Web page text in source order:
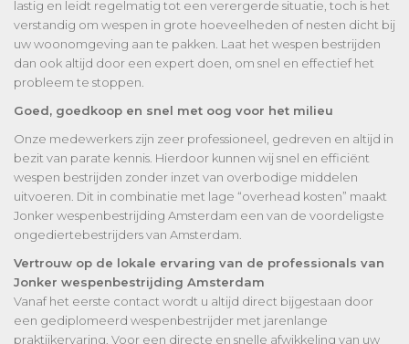
lastig en leidt regelmatig tot een verergerde situatie, toch is het
verstandig om wespen in grote hoeveelheden of nesten dicht bij
uw woonomgeving aan te pakken. Laat het wespen bestrijden
dan ook altijd door een expert doen, om snel en effectief het
probleem te stoppen.
Goed, goedkoop en snel met oog voor het milieu
Onze medewerkers zijn zeer professioneel, gedreven en altijd in
bezit van parate kennis. Hierdoor kunnen wij snel en efficiënt
wespen bestrijden zonder inzet van overbodige middelen
uitvoeren. Dit in combinatie met lage “overhead kosten” maakt
Jonker wespenbestrijding Amsterdam een van de voordeligste
ongediertebestrijders van Amsterdam.
Vertrouw op de lokale ervaring van de professionals van
Jonker wespenbestrijding Amsterdam
Vanaf het eerste contact wordt u altijd direct bijgestaan door
een gediplomeerd wespenbestrijder met jarenlange
praktijkervaring. Voor een directe en snelle afwikkeling van uw